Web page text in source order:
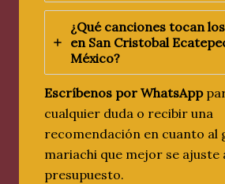
¿Qué canciones tocan
en San Cristobal
México?
Escríbenos por WhatsApp
cualquier duda o recibir una
recomendación en cuanto al
mariachi que mejor se ajuste
presupuesto.